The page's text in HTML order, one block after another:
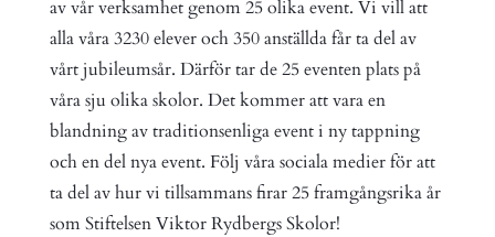
av vår verksamhet genom 25 olika event. Vi vill att
alla våra 3230 elever och 350 anställda får ta del av
vårt jubileumsår. Därför tar de 25 eventen plats på
våra sju olika skolor. Det kommer att vara en
blandning av traditionsenliga event i ny tappning
och en del nya event. Följ våra sociala medier för att
ta del av hur vi tillsammans firar 25 framgångsrika år
som Stiftelsen Viktor Rydbergs Skolor!